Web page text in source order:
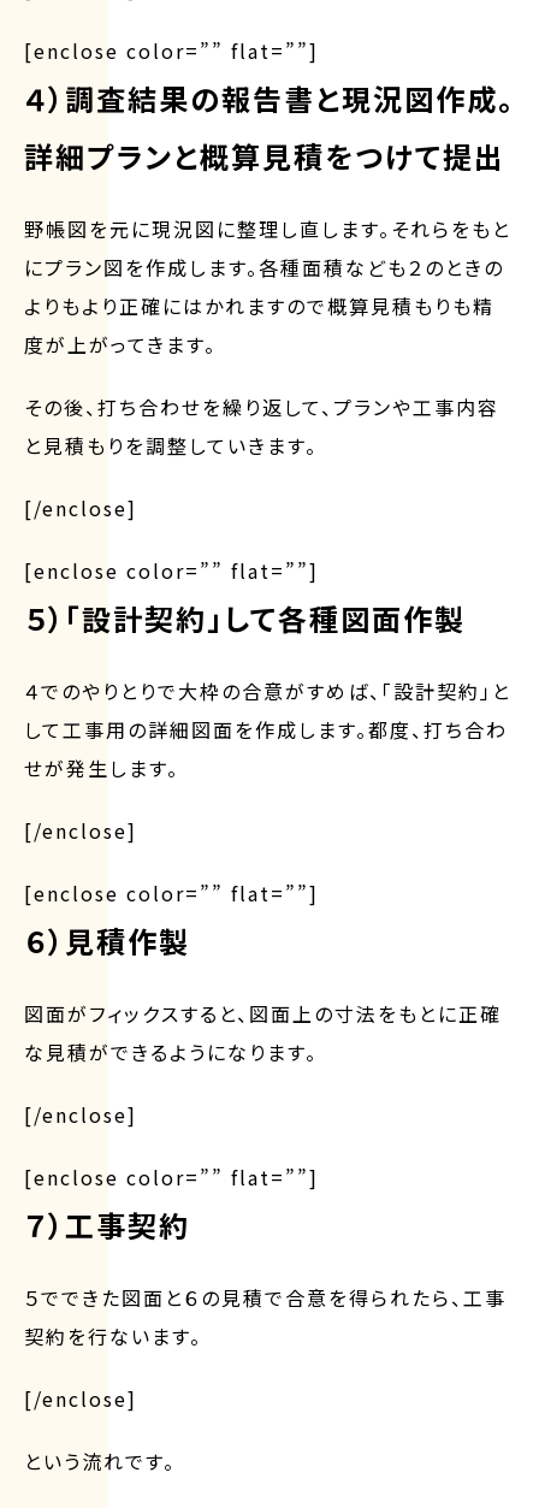
[enclose color=”” flat=””]
４）調査結果の報告書と現況図作成。
詳細プランと概算見積をつけて提出
野帳図を元に現況図に整理し直します。それらをもと
にプラン図を作成します。各種面積なども２のときの
よりもより正確にはかれますので概算見積もりも精
度が上がってきます。
その後、打ち合わせを繰り返して、プランや工事内容
と見積もりを調整していきます。
[/enclose]
[enclose color=”” flat=””]
５）「設計契約」して各種図面作製
４でのやりとりで大枠の合意がすめば、「設計契約」と
して工事用の詳細図面を作成します。都度、打ち合わ
せが発生します。
[/enclose]
[enclose color=”” flat=””]
６）見積作製
図面がフィックスすると、図面上の寸法をもとに正確
な見積ができるようになります。
[/enclose]
[enclose color=”” flat=””]
７）工事契約
５でできた図面と６の見積で合意を得られたら、工事
契約を行ないます。
[/enclose]
という流れです。